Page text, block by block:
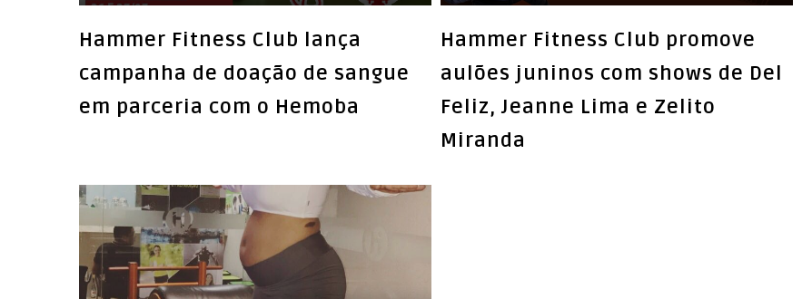
Hammer Fitness Club lança
campanha de doação de sangue
em parceria com o Hemoba
Hammer Fitness Club promove
aulões juninos com shows de Del
Feliz, Jeanne Lima e Zelito
Miranda